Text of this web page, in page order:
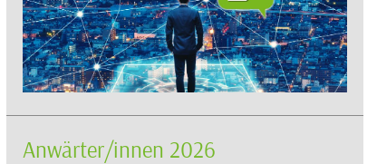
Anwärter/innen 2026